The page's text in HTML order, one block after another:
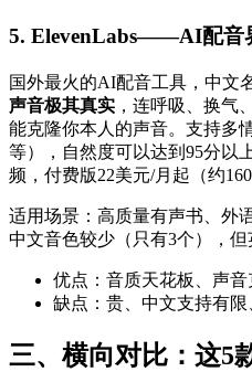
5. ElevenLabs——AI配音
国外最火的AI配音工具，中文
声音极其真实 ，连呼吸、换气
能克隆你本人的声音。支持多
等），自然度可以达到95分以
频，付费版22美元/月起（约160
适用场景：高质量有声书、外
中文音色较少（只有3个），但
优点：音质天花板、声
缺点：贵、中文支持有限
三、横向对比：这5